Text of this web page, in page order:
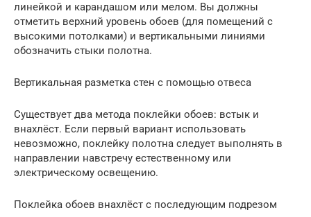
линейкой и карандашом или мелом. Вы должны
отметить верхний уровень обоев (для помещений с
высокими потолками) и вертикальными линиями
обозначить стыки полотна.
Вертикальная разметка стен с помощью отвеса
Существует два метода поклейки обоев: встык и
внахлёст. Если первый вариант использовать
невозможно, поклейку полотна следует выполнять в
направлении навстречу естественному или
электрическому освещению.
Поклейка обоев внахлёст с последующим подрезом